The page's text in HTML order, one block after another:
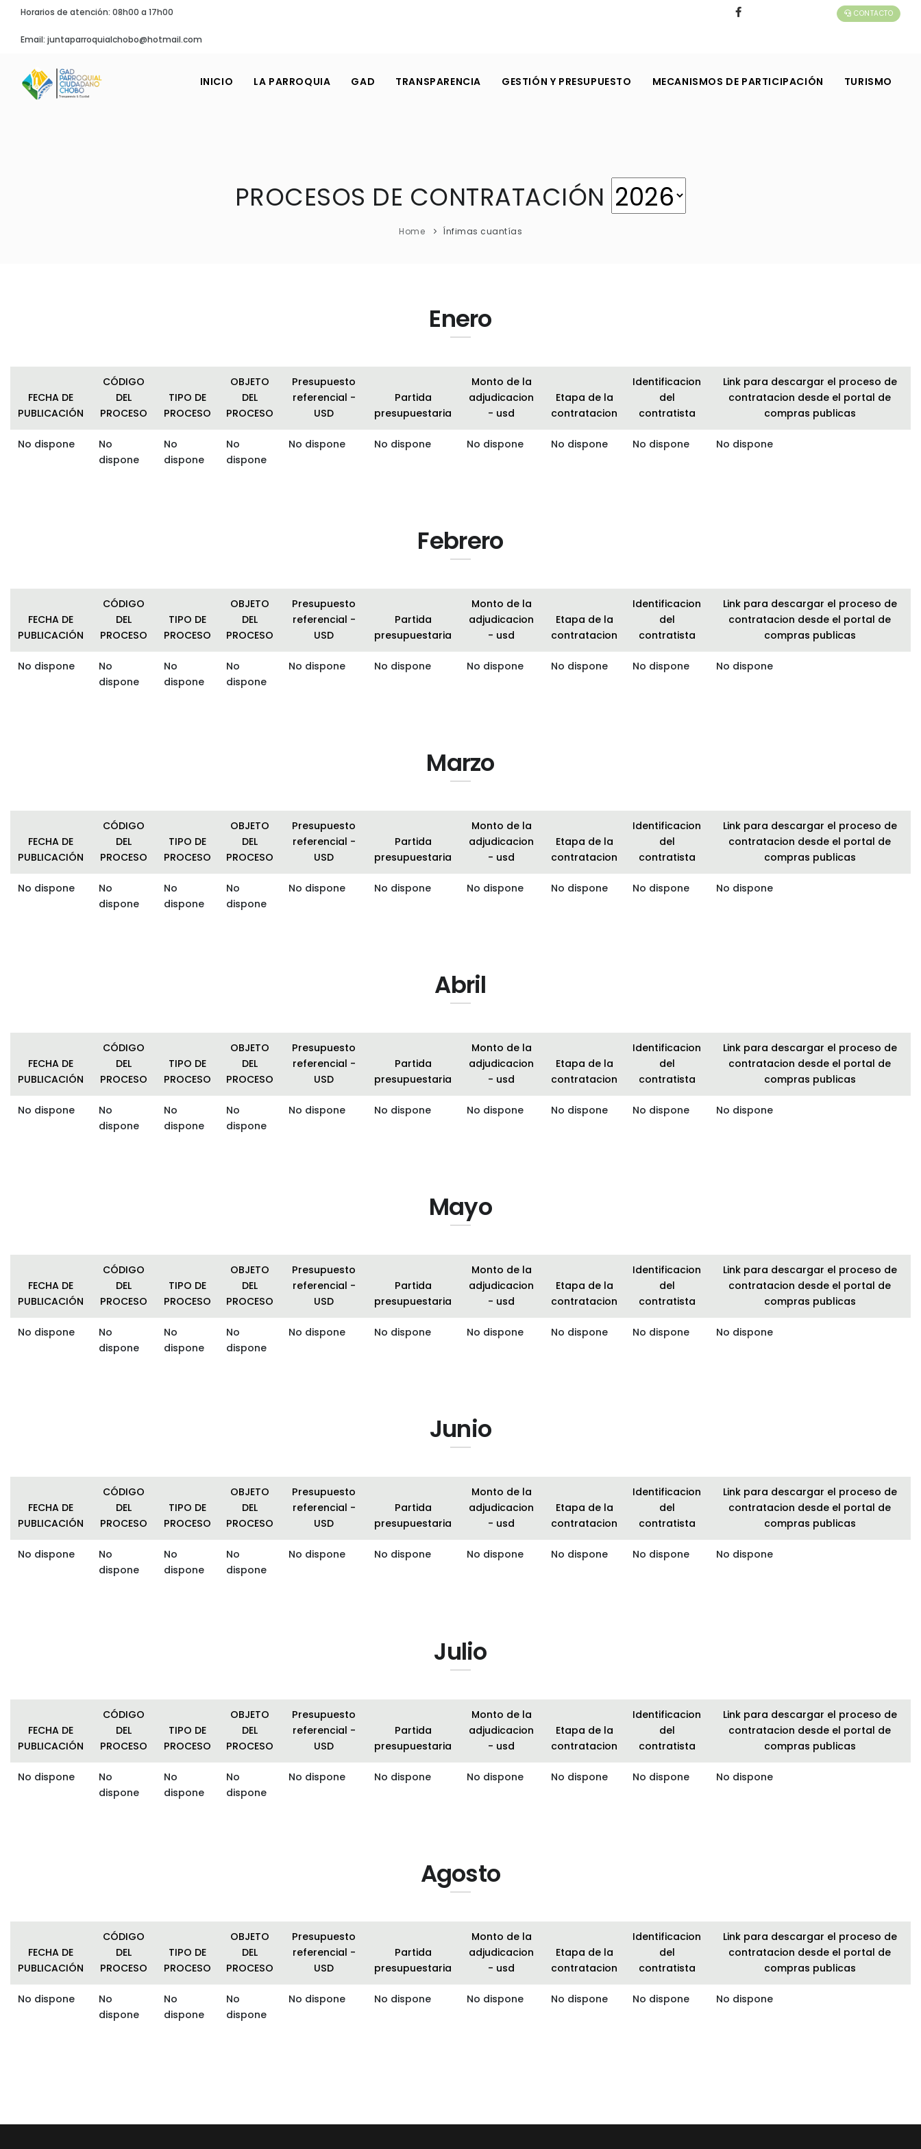
Horarios de atención: 08h00 a 17h00
Email: juntaparroquialchobo@hotmail.com
CONTACTO
INICIO LA PARROQUIA GAD TRANSPARENCIA GESTIÓN Y PRESUPUESTO MECANISMOS DE PARTICIPACIÓN TURISMO
PROCESOS DE CONTRATACIÓN
Home Ínfimas cuantías
Enero
FECHA DE
PUBLICACIÓN
CÓDIGO
DEL
PROCESO
TIPO DE
PROCESO
OBJETO
DEL
PROCESO
Presupuesto
referencial -
USD
Partida
presupuestaria
Monto de la
adjudicacion
- usd
Etapa de la
contratacion
Identificacion
del
contratista
Link para descargar el proceso de
contratacion desde el portal de
compras publicas
No dispone
No
dispone
No
dispone
No
dispone
No dispone No dispone No dispone No dispone No dispone No dispone
Febrero
FECHA DE
PUBLICACIÓN
CÓDIGO
DEL
PROCESO
TIPO DE
PROCESO
OBJETO
DEL
PROCESO
Presupuesto
referencial -
USD
Partida
presupuestaria
Monto de la
adjudicacion
- usd
Etapa de la
contratacion
Identificacion
del
contratista
Link para descargar el proceso de
contratacion desde el portal de
compras publicas
No dispone
No
dispone
No
dispone
No
dispone
No dispone No dispone No dispone No dispone No dispone No dispone
Marzo
FECHA DE
PUBLICACIÓN
CÓDIGO
DEL
PROCESO
TIPO DE
PROCESO
OBJETO
DEL
PROCESO
Presupuesto
referencial -
USD
Partida
presupuestaria
Monto de la
adjudicacion
- usd
Etapa de la
contratacion
Identificacion
del
contratista
Link para descargar el proceso de
contratacion desde el portal de
compras publicas
No dispone
No
dispone
No
dispone
No
dispone
No dispone No dispone No dispone No dispone No dispone No dispone
Abril
FECHA DE
PUBLICACIÓN
CÓDIGO
DEL
PROCESO
TIPO DE
PROCESO
OBJETO
DEL
PROCESO
Presupuesto
referencial -
USD
Partida
presupuestaria
Monto de la
adjudicacion
- usd
Etapa de la
contratacion
Identificacion
del
contratista
Link para descargar el proceso de
contratacion desde el portal de
compras publicas
No dispone
No
dispone
No
dispone
No
dispone
No dispone No dispone No dispone No dispone No dispone No dispone
Mayo
FECHA DE
PUBLICACIÓN
CÓDIGO
DEL
PROCESO
TIPO DE
PROCESO
OBJETO
DEL
PROCESO
Presupuesto
referencial -
USD
Partida
presupuestaria
Monto de la
adjudicacion
- usd
Etapa de la
contratacion
Identificacion
del
contratista
Link para descargar el proceso de
contratacion desde el portal de
compras publicas
No dispone
No
dispone
No
dispone
No
dispone
No dispone No dispone No dispone No dispone No dispone No dispone
Junio
FECHA DE
PUBLICACIÓN
CÓDIGO
DEL
PROCESO
TIPO DE
PROCESO
OBJETO
DEL
PROCESO
Presupuesto
referencial -
USD
Partida
presupuestaria
Monto de la
adjudicacion
- usd
Etapa de la
contratacion
Identificacion
del
contratista
Link para descargar el proceso de
contratacion desde el portal de
compras publicas
No dispone
No
dispone
No
dispone
No
dispone
No dispone No dispone No dispone No dispone No dispone No dispone
Julio
FECHA DE
PUBLICACIÓN
CÓDIGO
DEL
PROCESO
TIPO DE
PROCESO
OBJETO
DEL
PROCESO
Presupuesto
referencial -
USD
Partida
presupuestaria
Monto de la
adjudicacion
- usd
Etapa de la
contratacion
Identificacion
del
contratista
Link para descargar el proceso de
contratacion desde el portal de
compras publicas
No dispone
No
dispone
No
dispone
No
dispone
No dispone No dispone No dispone No dispone No dispone No dispone
Agosto
FECHA DE
PUBLICACIÓN
CÓDIGO
DEL
PROCESO
TIPO DE
PROCESO
OBJETO
DEL
PROCESO
Presupuesto
referencial -
USD
Partida
presupuestaria
Monto de la
adjudicacion
- usd
Etapa de la
contratacion
Identificacion
del
contratista
Link para descargar el proceso de
contratacion desde el portal de
compras publicas
No dispone
No
dispone
No
dispone
No
dispone
No dispone No dispone No dispone No dispone No dispone No dispone